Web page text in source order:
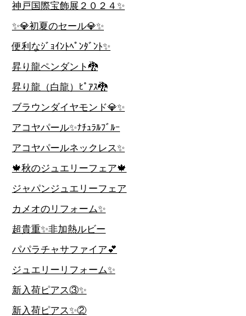
神戸国際宝飾展２０２４✨
✨💎初夏のセール💎✨
便利なｼﾞｮｲﾝﾄﾍﾟﾝﾀﾞﾝﾄ✨
昇り龍ペンダント🐉
昇り龍（白龍）ﾋﾟｱｽ🐉
ブラウンダイヤモンド💎✨
アコヤパール✨ﾅﾁｭﾗﾙﾌﾞﾙｰ
アコヤパールネックレス✨
🍁秋のジュエリーフェア🍁
ジャパンジュエリーフェア
カメオのリフォーム✨
超貴重✨非加熱ルビー
パパラチャサファイア💕
ジュエリーリフォーム✨
新入荷ピアス③✨
新入荷ピアス✨②